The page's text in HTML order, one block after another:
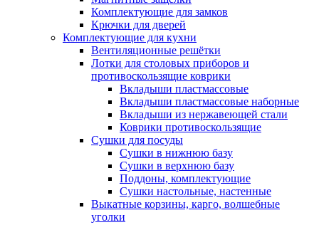
Комплектующие для замков
Крючки для дверей
Комплектующие для кухни
Вентиляционные решётки
Лотки для столовых приборов и
противоскользящие коврики
Вкладыши пластмассовые
Вкладыши пластмассовые наборные
Вкладыши из нержавеющей стали
Коврики противоскользящие
Сушки для посуды
Сушки в нижнюю базу
Сушки в верхнюю базу
Поддоны, комплектующие
Сушки настольные, настенные
Выкатные корзины, карго, волшебные
уголки